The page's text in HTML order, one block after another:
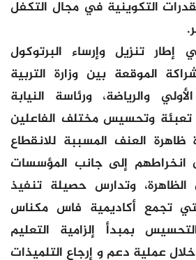
التكوينية في مجال التكفل
إطار تنزيل وإرساء البرتوكول
الموقعة بين وزارة التربية
والرياضة، ورئاسة النيابة
تعبئة وتحسيس مختلف الفاعلين
ظاهرة العنف المسببة للانقطاع
انخراطهم إلى جانب المؤسسات
الظاهرة، وتدارس حصيلة تنفيذ
تجمع أكاديمية فاس مكناس
بمبدأ إلزامية التعليم
عملية دعم و إرجاع التلميذات